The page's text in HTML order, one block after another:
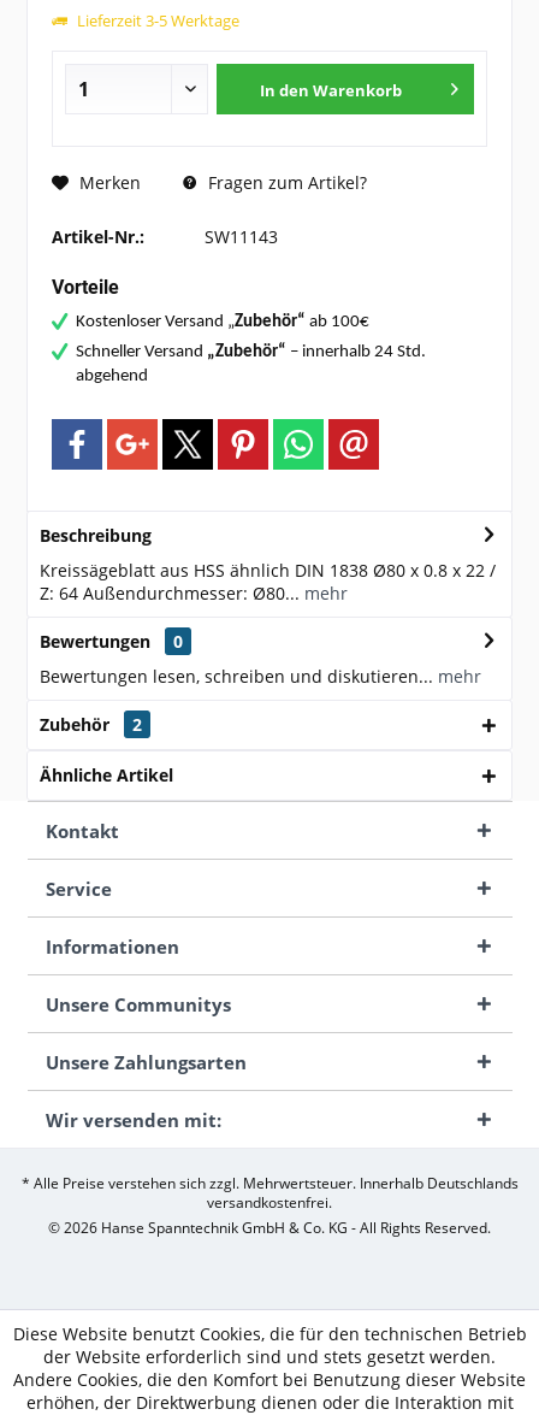
Lieferzeit 3-5 Werktage
In den Warenkorb
Merken Fragen zum Artikel?
Artikel-Nr.: SW11143
Vorteile
Kostenloser Versand „Zubehör“ ab 100€
Schneller Versand „Zubehör“ – innerhalb 24 Std.
abgehend
Beschreibung
Kreissägeblatt aus HSS ähnlich DIN 1838 Ø80 x 0.8 x 22 /
Z: 64 Außendurchmesser: Ø80... mehr
Bewertungen
0
Bewertungen lesen, schreiben und diskutieren... mehr
Zubehör 2
Ähnliche Artikel
Kontakt
Service
Informationen
Unsere Communitys
Unsere Zahlungsarten
Wir versenden mit:
* Alle Preise verstehen sich zzgl. Mehrwertsteuer. Innerhalb Deutschlands
versandkostenfrei.
© 2026 Hanse Spanntechnik GmbH & Co. KG - All Rights Reserved.
Diese Website benutzt Cookies, die für den technischen Betrieb
der Website erforderlich sind und stets gesetzt werden.
Andere Cookies, die den Komfort bei Benutzung dieser Website
erhöhen, der Direktwerbung dienen oder die Interaktion mit